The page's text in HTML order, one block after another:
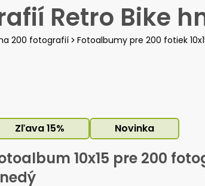
Retro Bike
200 fotografií
Fotoalbumy pre 200 fotiek
Zľava15% Novinka
10x15 pre 200